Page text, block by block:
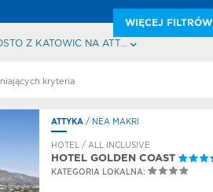
WIĘCEJ FILTRÓW
Z KATOWIC NA ATT...
kryteria
ATTYKA / NEA MAKRI
HOTEL / ALL INCLUSIVE
HOTEL GOLDEN COAST
KATEGORIA LOKALNA: